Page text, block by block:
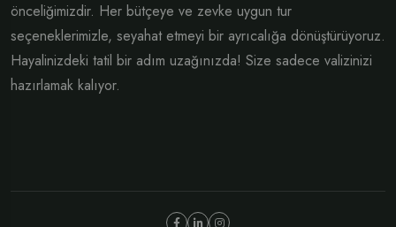
önceliğimizdir. Her bütçeye ve zevke uygun tur
seçeneklerimizle, seyahat etmeyi bir ayrıcalığa dönüştürüyoruz.
Hayalinizdeki tatil bir adım uzağınızda! Size sadece valizinizi
hazırlamak kalıyor.